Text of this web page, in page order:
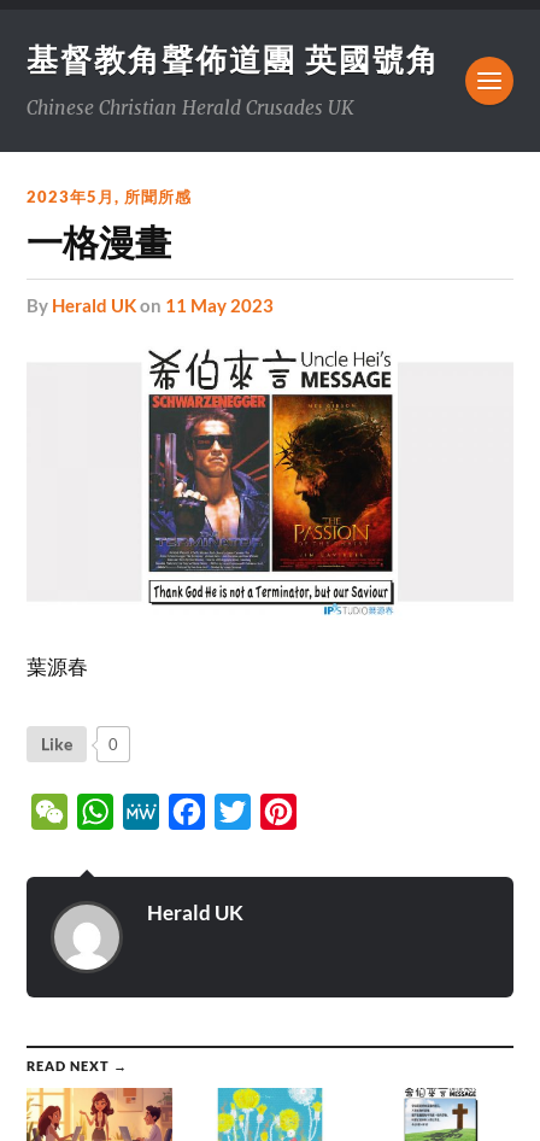
基督教角聲佈道團 英國號角
Chinese Christian Herald Crusades UK
2023年5月, 所聞所感
一格漫畫
by Herald UKon 11 May 2023
葉源春
Like 0
WeChatWhatsApp
MeWe Facebook
Twitter
Herald UK
READ NEXT →